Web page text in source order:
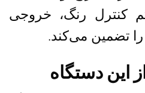
کنترل رنگ، خروجی
تضمین می‌کند.
این دستگاه